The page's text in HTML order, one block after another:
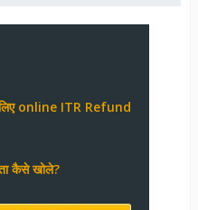
online ITR Refund
कैसे खोले?